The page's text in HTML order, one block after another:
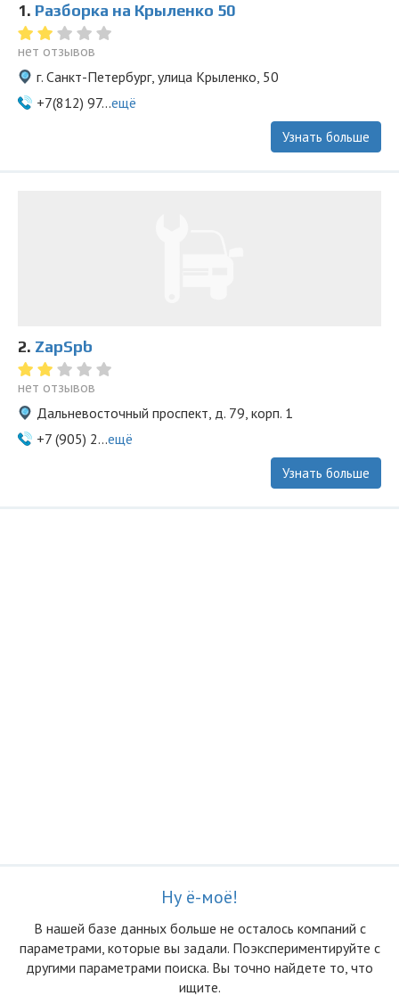
1. Разборка на Крыленко 50
нет отзывов
г. Санкт-Петербург, улица Крыленко, 50
+7(812) 97...ещё
Узнать больше
2. ZapSpb
нет отзывов
Дальневосточный проспект, д. 79, корп. 1
+7 (905) 2...ещё
Узнать больше
Ну ё-моё!
В нашей базе данных больше не осталоcь компаний с
параметрами, которые вы задали. Поэкспериментируйте с
другими параметрами поиска. Вы точно найдете то, что
ищите.